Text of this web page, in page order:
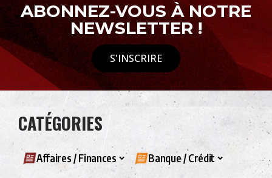
ABONNEZ-VOUS À NOTRE
NEWSLETTER !
S'INSCRIRE
CATÉGORIES
Affaires / Finances Banque / Crédit